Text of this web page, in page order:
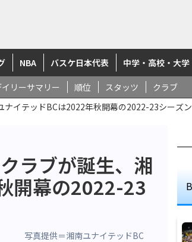
NBA バスケ日本代表 中学・高校・大学
イリーサマリー 順位 スタッツ
クラブ
ナイテッドBCは2022年秋開幕の2022-23シーズ
ラブが誕生、湘
開幕の2022-23
写真提供＝湘南ユナイテッドBC